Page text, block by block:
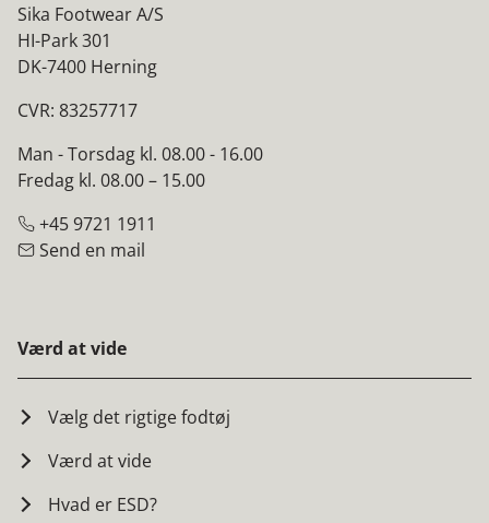
Sika Footwear A/S
HI-Park 301
DK-7400 Herning
CVR: 83257717
Man - Torsdag kl. 08.00 - 16.00
Fredag kl. 08.00 – 15.00
+45 9721 1911
Send en mail
Værd at vide
Vælg det rigtige fodtøj
Værd at vide
Hvad er ESD?